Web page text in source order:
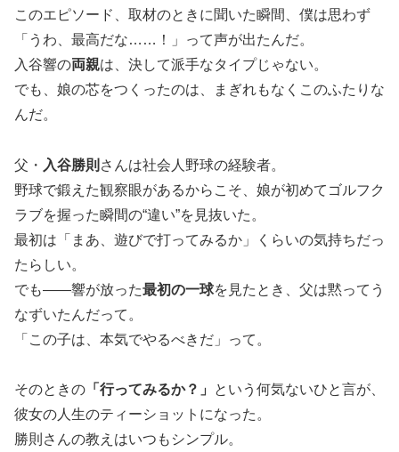
このエピソード、取材のときに聞いた瞬間、僕は思わず
「うわ、最高だな……！」って声が出たんだ。
入谷響の両親は、決して派手なタイプじゃない。
でも、娘の芯をつくったのは、まぎれもなくこのふたりな
んだ。
父・ 入谷勝則 さんは社会人野球の経験者。
野球で鍛えた観察眼があるからこそ、娘が初めてゴルフク
ラブを握った瞬間の“違い”を見抜いた。
最初は「まあ、遊びで打ってみるか」くらいの気持ちだっ
たらしい。
でも――響が放った最初の一球を見たとき、父は黙ってう
なずいたんだって。
「この子は、本気でやるべきだ」って。
そのときの 「行ってみるか？」
という何気ないひと言が、
彼女の人生のティーショットになった。
勝則さんの教えはいつもシンプル。